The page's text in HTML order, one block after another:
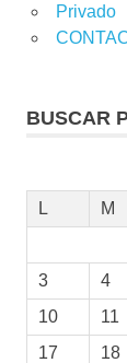
Privado
BUSCAR
L
M
3
4
10
11
17
18